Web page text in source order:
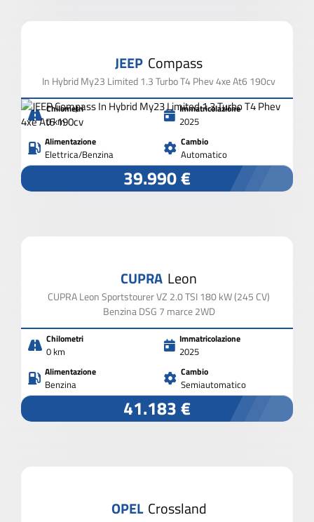
JEEP Compass
In Hybrid My23 Limited 1.3 Turbo T4 Phev 4xe At6 190cv
Chilometri
0 km
Immatricolazione
2025
Alimentazione
Elettrica/Benzina
Cambio
Automatico
39.990 €
CUPRA Leon
CUPRA Leon Sportstourer VZ 2.0 TSI 180 kW (245 CV)
Benzina DSG 7 marce 2WD
Chilometri
0 km
Immatricolazione
2025
Alimentazione
Benzina
Cambio
Semiautomatico
41.183 €
OPEL Crossland